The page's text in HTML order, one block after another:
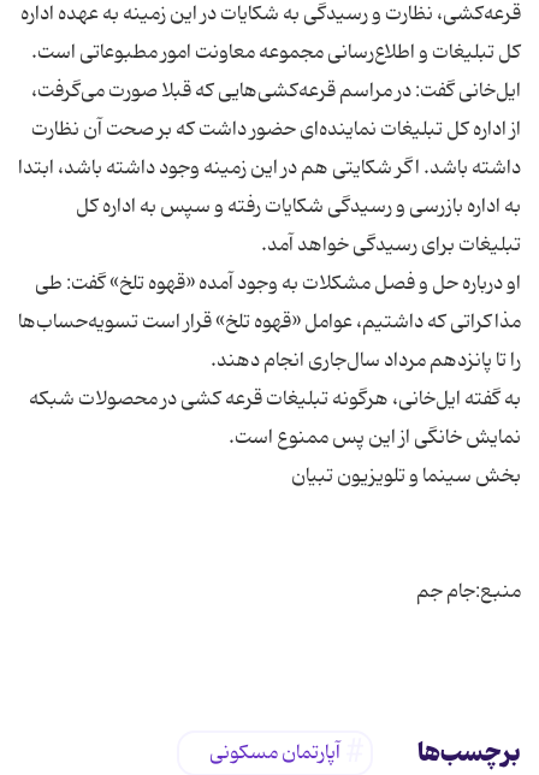
قرعه‌كشی، نظارت و رسیدگی به شكایات در این زمینه به عهده اداره
ایل‌خانی گفت: در مراسم قرعه‌كشی‌هایی كه قبلا صورت می‌گرفت،
از اداره كل تبلیغات نماینده‌ای حضور داشت كه بر صحت آن نظارت
داشته باشد. اگر شكایتی هم در این زمینه وجود داشته باشد، ابتدا
به اداره بازرسی و رسیدگی شكایات رفته و سپس به اداره كل
او درباره حل و فصل مشكلات به وجود آمده «قهوه تلخ» گفت: طی
مذاكراتی كه داشتیم، عوامل «قهوه تلخ» قرار است تسویه‌حساب‌ها
به گفته ایل‌خانی، هرگونه تبلیغات قرعه كشی در محصولات شبكه
برچسب‌ها آپارتمان مسكونی